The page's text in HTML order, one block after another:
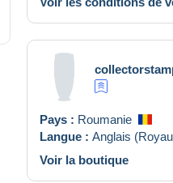
Pays : Roumanie
Langue : Anglais
Voir la boutique